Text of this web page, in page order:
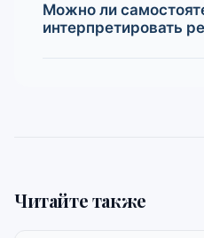
Можно ли
интерпретировать
Читайте также